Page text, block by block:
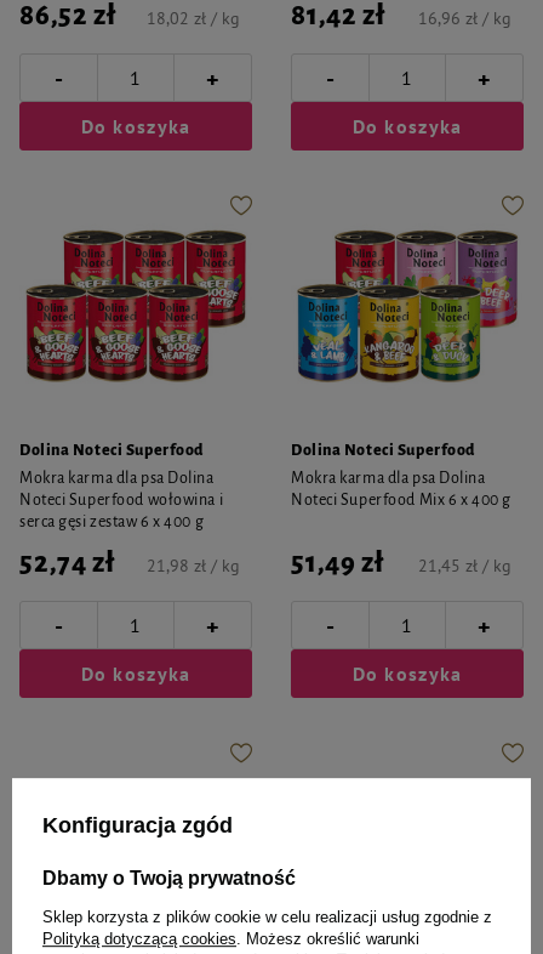
86,52 zł 18,02 zł / kg
- +
Do koszyka
81,42 zł 16,96 zł / kg
- +
Do koszyka
Dolina Noteci Superfood
Mokra karma dla psa Dolina
Noteci Superfood wołowina i
serca gęsi zestaw 6 x 400 g
52,74 zł 21,98 zł / kg
- +
Do koszyka
Dolina Noteci Superfood
Mokra karma dla psa Dolina
Noteci Superfood Mix 6 x 400 g
51,49 zł 21,45 zł / kg
- +
Do koszyka
Konfiguracja zgód
Dbamy o Twoją prywatność
Sklep korzysta z plików cookie w celu realizacji usług zgodnie z
Polityką dotyczącą cookies . Możesz określić warunki